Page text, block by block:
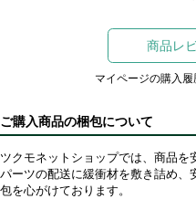
商品レ
マイページの購入
ご購入商品の梱包について
ツクモネットショップでは、商品
パーツの配送に緩衝材を敷き詰め、
包を心がけております。